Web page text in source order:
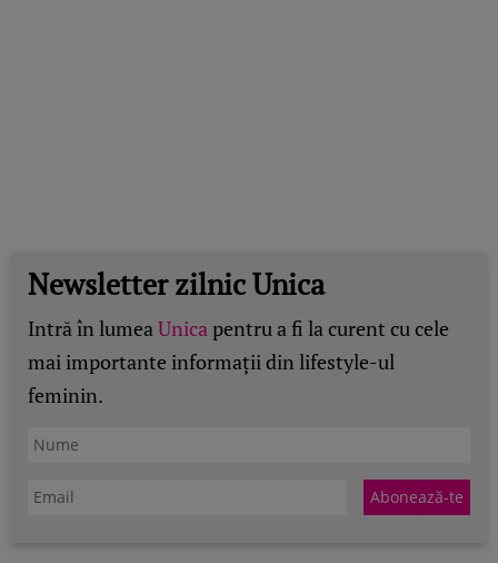
Newsletter zilnic Unica
Intră în lumeaUnicapentru a fi la curent cu cele
mai importante informații din lifestyle-ul
feminin.